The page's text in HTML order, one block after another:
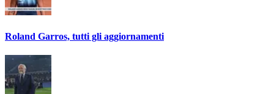
Roland Garros, tutti gli aggiornamenti